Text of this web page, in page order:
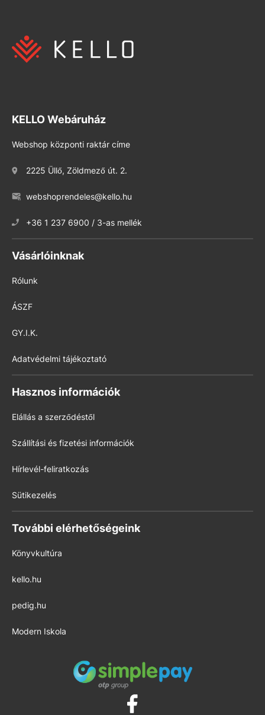
KELLO Webáruház
Webshop központi raktár címe
2225 Üllő, Zöldmező út. 2.
webshoprendeles@kello.hu
+36 1 237 6900 / 3-as mellék
Vásárlóinknak
Rólunk
ÁSZF
GY.I.K.
Adatvédelmi tájékoztató
Hasznos információk
Elállás a szerződéstől
Szállítási és fizetési információk
Hírlevél-feliratkozás
Sütikezelés
További elérhetőségeink
Könyvkultúra
kello.hu
pedig.hu
Modern Iskola